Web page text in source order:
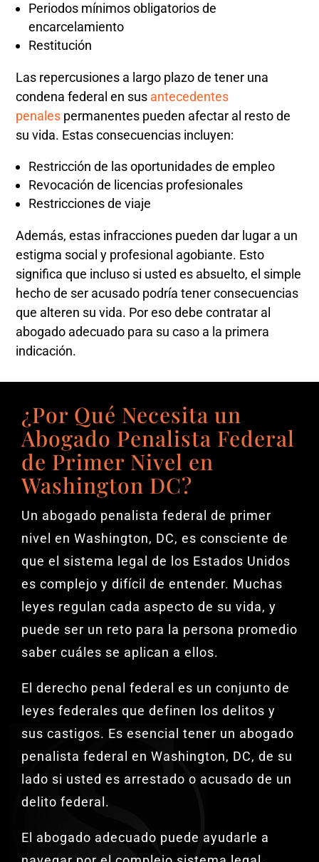
Periodos mínimos obligatorios de
encarcelamiento
Restitución
Las repercusiones a largo plazo de tener una
condena federal en sus antecedentes
penales permanentes pueden afectar al resto de
su vida. Estas consecuencias incluyen:
Restricción de las oportunidades de empleo
Revocación de licencias profesionales
Restricciones de viaje
Además, estas infracciones pueden dar lugar a un
estigma social y profesional agobiante. Esto
significa que incluso si usted es absuelto, el simple
hecho de ser acusado podría tener consecuencias
que alteren su vida. Por eso debe contratar al
abogado adecuado para su caso a la primera
indicación.
¿Por Qué Necesita un
Abogado Penalista Federal
de Primer Nivel en
Washington DC?
Un abogado penalista federal de primer
nivel en Washington, DC, es consciente de
que el sistema legal de los Estados Unidos
es complejo y difícil de entender. Muchas
leyes regulan cada aspecto de su vida, y
puede ser un reto para la persona promedio
saber cuáles se aplican a ellos.
El derecho penal federal es un conjunto de
leyes federales que definen los delitos y
sus castigos. Es esencial tener un abogado
penalista federal en Washington, DC, de su
lado si usted es arrestado o acusado de un
delito federal.
El abogado adecuado puede ayudarle a